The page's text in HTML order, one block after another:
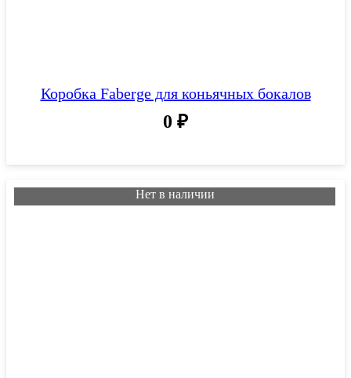
Коробка Faberge для коньячных бокалов
0 ₽
Нет в наличии